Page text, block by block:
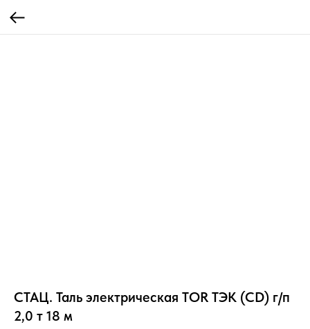
СТАЦ. Таль электрическая TOR ТЭК (CD) г/п
2,0 т 18 м